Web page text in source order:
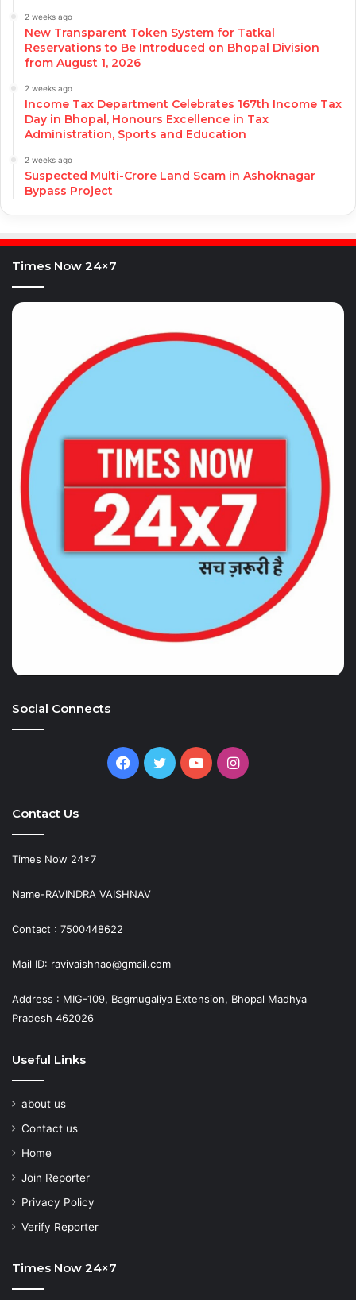
2 weeks ago
New Transparent Token System for Tatkal
Reservations to Be Introduced on Bhopal Division
from August 1, 2026
2 weeks ago
Income Tax Department Celebrates 167th Income Tax
Day in Bhopal, Honours Excellence in Tax
Administration, Sports and Education
2 weeks ago
Suspected Multi-Crore Land Scam in Ashoknagar
Bypass Project
Times Now 24×7
Social Connects
Facebook
TwitterYouTubeInstagram
Contact Us
Times Now 24×7
Name-RAVINDRA VAISHNAV
Contact : 7500448622
Mail ID: ravivaishnao@gmail.com
Address : MIG-109, Bagmugaliya Extension, Bhopal Madhya
Pradesh 462026
Useful Links
about us
Contact us
Home
Join Reporter
Privacy Policy
Verify Reporter
Times Now 24×7